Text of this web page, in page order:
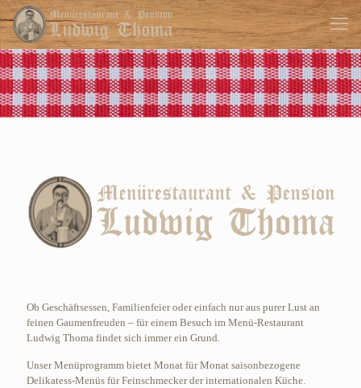
Ob Geschäftsessen, Familienfeier oder einfach nur aus purer Lust an
feinen Gaumenfreuden – für einem Besuch im Menü-Restaurant
Ludwig Thoma findet sich immer ein Grund.
Unser Menüprogramm bietet Monat für Monat saisonbezogene
Delikatess-Menüs für Feinschmecker der internationalen Küche.